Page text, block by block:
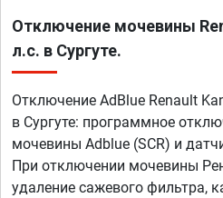
Отключение мочевины
л.с. в Сургуте.
Отключение AdBlue Renault
в Сургуте: программное
мочевины Adblue (SCR) и
При отключении мочевины
удаление сажевого фильтра,